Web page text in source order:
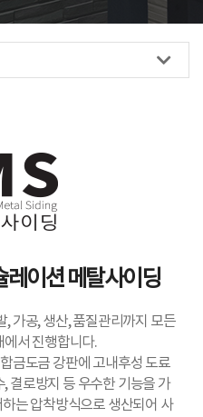
레이션 메탈사이딩
가공, 생산, 품질관리까지 모든
서 진행합니다.
금도금 강판에 고내후성 도료
결로방지 등 우수한 기능을 가
는 압착방식으로 생산되어 사